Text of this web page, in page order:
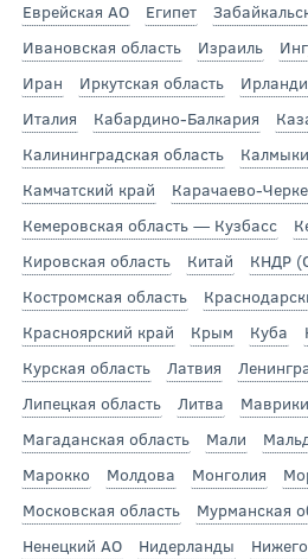
Еврейская АО
Египет
Ивановская область
Израиль
Иран
Иркутская область
Италия
Кабардино-Балкария
Калининградская область
Камчатский край
Карачаево-
Кемеровская область — Кузбасс
Кировская область
Китай КНДР
Костромская область
Красноярский край
Крым Куба
Курская область
Латвия
Липецкая область
Литва
Магаданская область
Мали
Марокко
Молдова Монголия
Московская область
Мурманская
Ненецкий АО
Нидерланды